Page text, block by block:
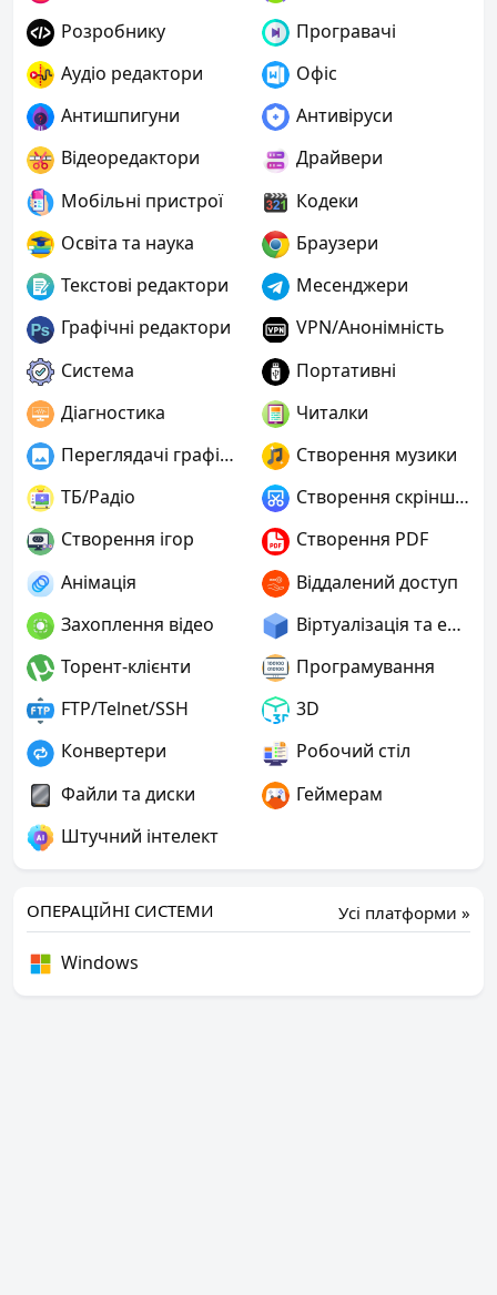
Розробнику
Програвачі
Аудіо редактори
Офіс
Антишпигуни
Антивіруси
Відеоредактори
Драйвери
Мобільні пристрої
Кодеки
Освіта та наука
Браузери
Текстові редактори
Месенджери
Графічні редактори
VPN/Анонімність
Система
Портативні
Діагностика
Читалки
Переглядачі графіки
Створення музики
ТБ/Радіо
Створення скріншотів
Створення ігор
Створення PDF
Анімація
Віддалений доступ
Захоплення відео
Віртуалізація та емуляція
Торент-клієнти
Програмування
FTP/Telnet/SSH
3D
Конвертери
Робочий стіл
Файли та диски
Геймерам
Штучний інтелект
Усі платформи »
ОПЕРАЦІЙНІ СИСТЕМИ
Windows